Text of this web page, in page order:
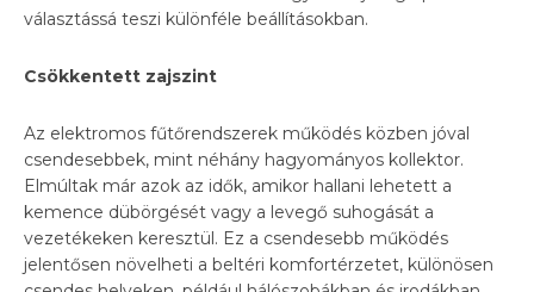
választássá teszi különféle beállításokban.
Csökkentett zajszint
Az elektromos fűtőrendszerek működés közben jóval
csendesebbek, mint néhány hagyományos kollektor.
Elmúltak már azok az idők, amikor hallani lehetett a
kemence dübörgését vagy a levegő suhogását a
vezetékeken keresztül. Ez a csendesebb működés
jelentősen növelheti a beltéri komfortérzetet, különösen